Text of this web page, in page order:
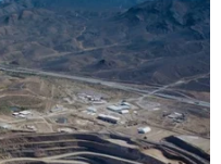
vị khai thác tàu chở
Bulk (có trụ sở ở Thụy
trên tàu này vẫn đang